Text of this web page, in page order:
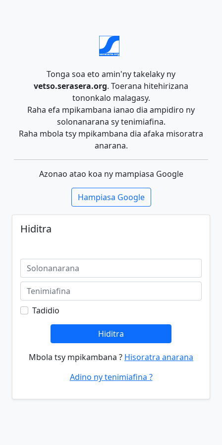
Tonga soa eto amin'ny takelaky ny
vetso.serasera.org. Toerana hitehirizana
tononkalo malagasy.
Raha efa mpikambana ianao dia ampidiro ny
solonanarana sy tenimiafina.
Raha mbola tsy mpikambana dia afaka misoratra
anarana.
Azonao atao koa ny mampiasa Google
Hampiasa Google
Hiditra
Tadidio
Hiditra
Mbola tsy mpikambana ? Hisoratra anarana
Adino ny tenimiafina ?